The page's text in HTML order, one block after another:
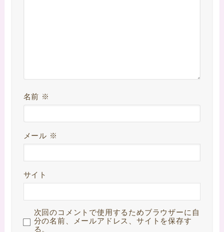
名前 ※
メール ※
サイト
次回のコメントで使用するためブラウザーに自
分の名前、メールアドレス、サイトを保存す
る。